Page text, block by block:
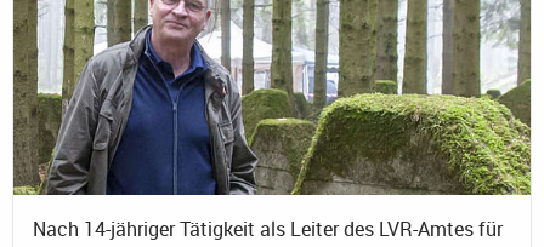
Nach 14-jähriger Tätigkeit als Leiter des LVR-Amtes für